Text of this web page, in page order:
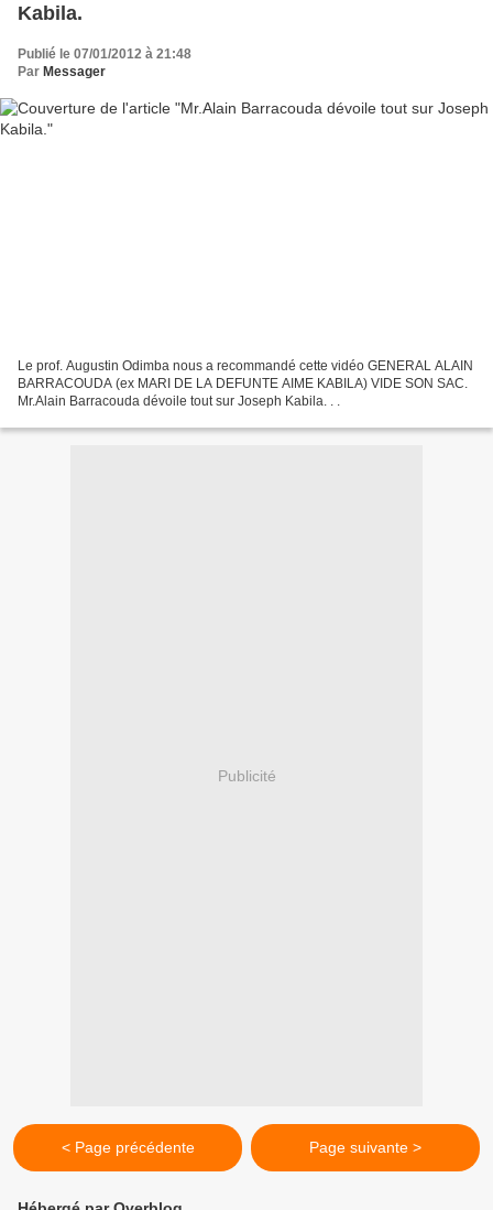
Kabila.
Publié le 07/01/2012 à 21:48
Par Messager
Le prof. Augustin Odimba nous a recommandé cette vidéo GENERAL ALAIN
BARRACOUDA (ex MARI DE LA DEFUNTE AIME KABILA) VIDE SON SAC.
Mr.Alain Barracouda dévoile tout sur Joseph Kabila. . .
Publicité
< Page précédente Page suivante >